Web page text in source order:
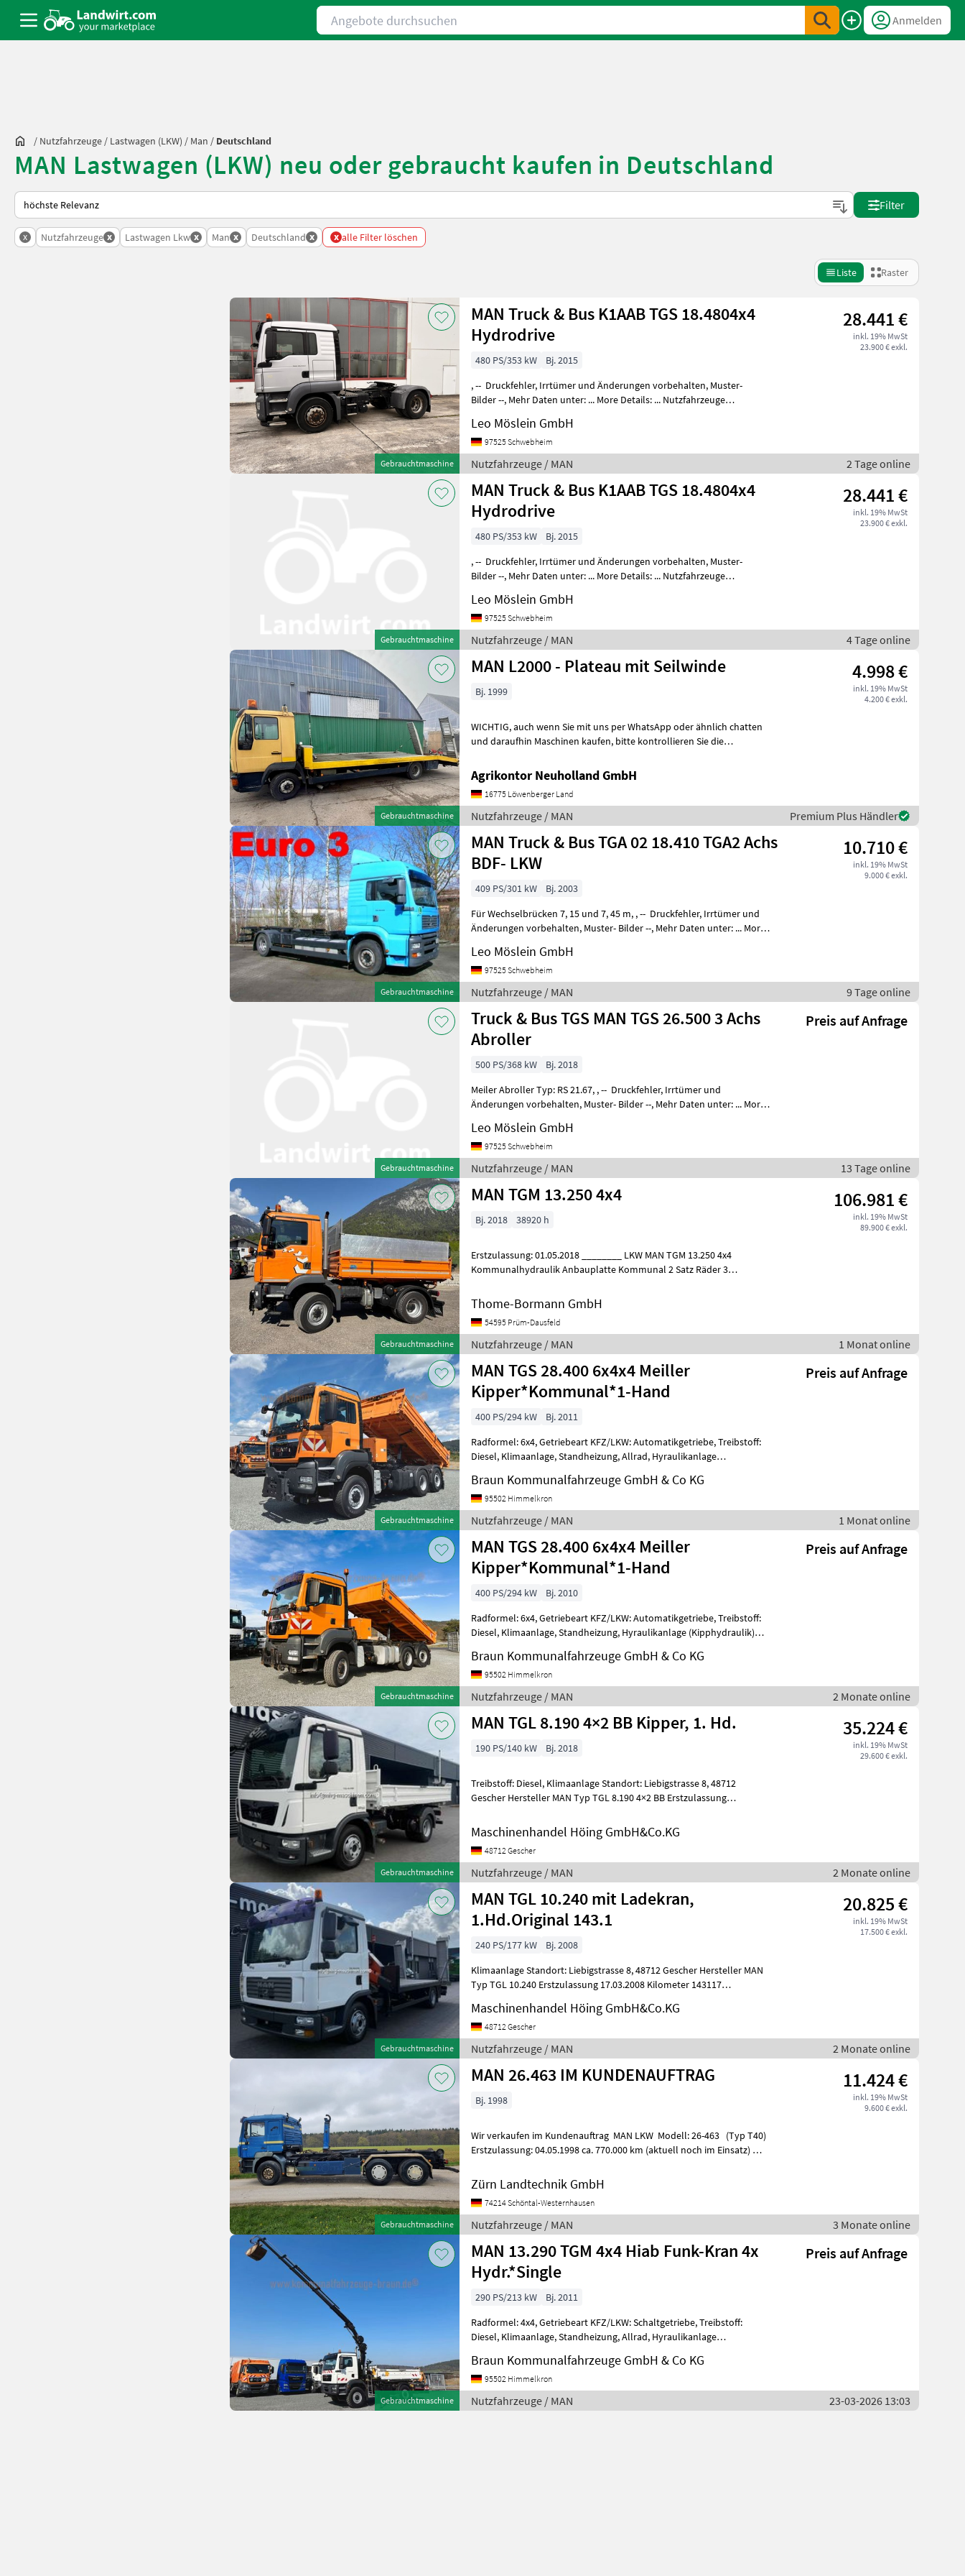
Angebote durchsuchen
Anmelden
/ Nutzfahrzeuge / Lastwagen (LKW) / Man / Deutschland
MAN Lastwagen (LKW) neu oder gebraucht kaufen in Deutschland
So wird auf Landwirt.com sortiert
Filter
x Nutzfahrzeuge x Lastwagen Lkw x Man x Deutschland x x alle Filter löschen
Liste Raster
Gebrauchtmaschine
MAN Truck & Bus K1AAB TGS 18.4804x4
Hydrodrive
28.441 €
inkl. 19% MwSt
23.900 € exkl.
480 PS/353 kW
Bj. 2015
, -- Druckfehler, Irrtümer und Änderungen vorbehalten, Muster-
Bilder --, Mehr Daten unter: ... More Details: ... Nutzfahrzeuge
Leo Möslein GmbH
97525 Schwebheim
Nutzfahrzeuge / MAN 2 Tage online
Gebrauchtmaschine
MAN Truck & Bus K1AAB TGS 18.4804x4
Hydrodrive
28.441 €
inkl. 19% MwSt
23.900 € exkl.
480 PS/353 kW
Bj. 2015
, -- Druckfehler, Irrtümer und Änderungen vorbehalten, Muster-
Bilder --, Mehr Daten unter: ... More Details: ... Nutzfahrzeuge
Leo Möslein GmbH
97525 Schwebheim
Nutzfahrzeuge / MAN 4 Tage online
Gebrauchtmaschine
MAN L2000 - Plateau mit Seilwinde 4.998 €
inkl. 19% MwSt
4.200 € exkl.
Bj. 1999
WICHTIG, auch wenn Sie mit uns per WhatsApp oder ähnlich chatten
und daraufhin Maschinen kaufen, bitte kontrollieren Sie die
Agrikontor Neuholland GmbH
16775 Löwenberger Land
Nutzfahrzeuge / MAN Premium Plus Händler
Gebrauchtmaschine
MAN Truck & Bus TGA 02 18.410 TGA2 Achs
BDF- LKW
10.710 €
inkl. 19% MwSt
9.000 € exkl.
409 PS/301 kW
Bj. 2003
Für Wechselbrücken 7, 15 und 7, 45 m, , -- Druckfehler, Irrtümer und
Änderungen vorbehalten, Muster- Bilder --, Mehr Daten unter: ... More
Leo Möslein GmbH
97525 Schwebheim
Nutzfahrzeuge / MAN 9 Tage online
Gebrauchtmaschine
Truck & Bus TGS MAN TGS 26.500 3 Achs
Abroller
Preis auf Anfrage
500 PS/368 kW
Bj. 2018
Meiler Abroller Typ: RS 21.67, , -- Druckfehler, Irrtümer und
Änderungen vorbehalten, Muster- Bilder --, Mehr Daten unter: ... More
Leo Möslein GmbH
97525 Schwebheim
Nutzfahrzeuge / MAN 13 Tage online
Gebrauchtmaschine
MAN TGM 13.250 4x4 106.981 €
inkl. 19% MwSt
89.900 € exkl.
Bj. 2018 38920 h
Erstzulassung: 01.05.2018 ________ LKW MAN TGM 13.250 4x4
Kommunalhydraulik Anbauplatte Kommunal 2 Satz Räder 3
Thome-Bormann GmbH
54595 Prüm-Dausfeld
Nutzfahrzeuge / MAN 1 Monat online
Gebrauchtmaschine
MAN TGS 28.400 6x4x4 Meiller
Kipper*Kommunal*1-Hand
Preis auf Anfrage
400 PS/294 kW
Bj. 2011
Radformel: 6x4, Getriebeart KFZ/LKW: Automatikgetriebe, Treibstoff:
Diesel, Klimaanlage, Standheizung, Allrad, Hyraulikanlage
Braun Kommunalfahrzeuge GmbH & Co KG
95502 Himmelkron
Nutzfahrzeuge / MAN 1 Monat online
Gebrauchtmaschine
MAN TGS 28.400 6x4x4 Meiller
Kipper*Kommunal*1-Hand
Preis auf Anfrage
400 PS/294 kW
Bj. 2010
Radformel: 6x4, Getriebeart KFZ/LKW: Automatikgetriebe, Treibstoff:
Diesel, Klimaanlage, Standheizung, Hyraulikanlage (Kipphydraulik)
Braun Kommunalfahrzeuge GmbH & Co KG
95502 Himmelkron
Nutzfahrzeuge / MAN 2 Monate online
Gebrauchtmaschine
MAN TGL 8.190 4×2 BB Kipper, 1. Hd. 35.224 €
inkl. 19% MwSt
29.600 € exkl.
190 PS/140 kW Bj. 2018
Treibstoff: Diesel, Klimaanlage Standort: Liebigstrasse 8, 48712
Gescher Hersteller MAN Typ TGL 8.190 4×2 BB Erstzulassung
Maschinenhandel Höing GmbH&Co.KG
48712 Gescher
Nutzfahrzeuge / MAN 2 Monate online
Gebrauchtmaschine
MAN TGL 10.240 mit Ladekran,
1.Hd.Original 143.1
20.825 €
inkl. 19% MwSt
17.500 € exkl.
240 PS/177 kW
Bj. 2008
Klimaanlage Standort: Liebigstrasse 8, 48712 Gescher Hersteller MAN
Typ TGL 10.240 Erstzulassung 17.03.2008 Kilometer 143117
Maschinenhandel Höing GmbH&Co.KG
48712 Gescher
Nutzfahrzeuge / MAN 2 Monate online
Gebrauchtmaschine
MAN 26.463 IM KUNDENAUFTRAG 11.424 €
inkl. 19% MwSt
9.600 € exkl.
Bj. 1998
Wir verkaufen im Kundenauftrag MAN LKW Modell: 26-463 (Typ T40)
Erstzulassung: 04.05.1998 ca. 770.000 km (aktuell noch im Einsatz)
Zürn Landtechnik GmbH
74214 Schöntal-Westernhausen
Nutzfahrzeuge / MAN 3 Monate online
Gebrauchtmaschine
MAN 13.290 TGM 4x4 Hiab Funk-Kran 4x
Hydr.*Single
Preis auf Anfrage
290 PS/213 kW
Bj. 2011
Radformel: 4x4, Getriebeart KFZ/LKW: Schaltgetriebe, Treibstoff:
Diesel, Klimaanlage, Standheizung, Allrad, Hyraulikanlage
Braun Kommunalfahrzeuge GmbH & Co KG
95502 Himmelkron
Nutzfahrzeuge / MAN 23-03-2026 13:03